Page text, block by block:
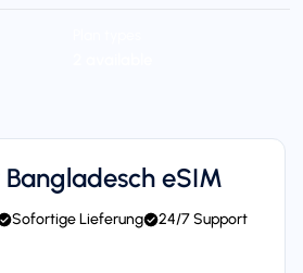
eSIM
Sofortige Lieferung
24/7 Support